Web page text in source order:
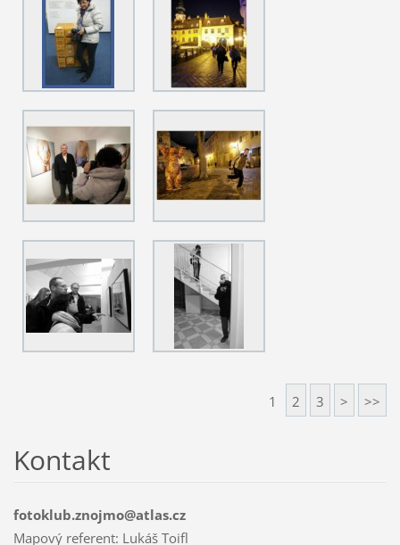
1 2 3 > >>
Kontakt
fotoklub.znojmo@atlas.cz
Mapový referent: Lukáš Toifl